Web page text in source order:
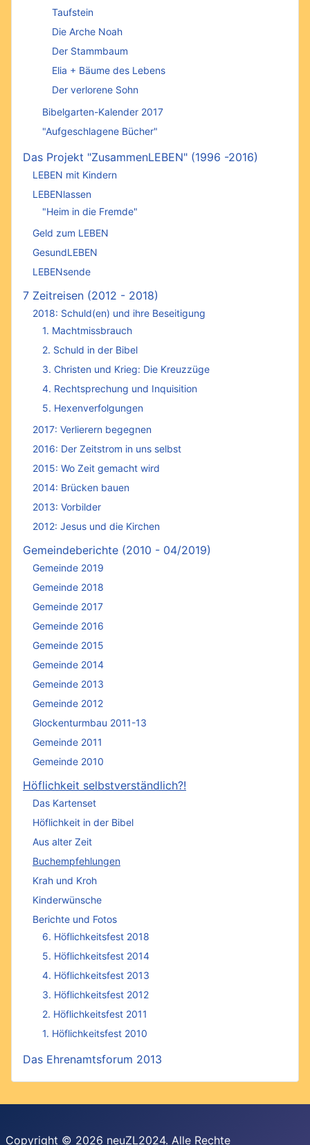
Taufstein
Die Arche Noah
Der Stammbaum
Elia + Bäume des Lebens
Der verlorene Sohn
Bibelgarten-Kalender 2017
"Aufgeschlagene Bücher"
Das Projekt "ZusammenLEBEN" (1996 -2016)
LEBEN mit Kindern
LEBENlassen
"Heim in die Fremde"
Geld zum LEBEN
GesundLEBEN
LEBENsende
7 Zeitreisen (2012 - 2018)
2018: Schuld(en) und ihre Beseitigung
1. Machtmissbrauch
2. Schuld in der Bibel
3. Christen und Krieg: Die Kreuzzüge
4. Rechtsprechung und Inquisition
5. Hexenverfolgungen
2017: Verlierern begegnen
2016: Der Zeitstrom in uns selbst
2015: Wo Zeit gemacht wird
2014: Brücken bauen
2013: Vorbilder
2012: Jesus und die Kirchen
Gemeindeberichte (2010 - 04/2019)
Gemeinde 2019
Gemeinde 2018
Gemeinde 2017
Gemeinde 2016
Gemeinde 2015
Gemeinde 2014
Gemeinde 2013
Gemeinde 2012
Glockenturmbau 2011-13
Gemeinde 2011
Gemeinde 2010
Höflichkeit selbstverständlich?!
Das Kartenset
Höflichkeit in der Bibel
Aus alter Zeit
Buchempfehlungen
Krah und Kroh
Kinderwünsche
Berichte und Fotos
6. Höflichkeitsfest 2018
5. Höflichkeitsfest 2014
4. Höflichkeitsfest 2013
3. Höflichkeitsfest 2012
2. Höflichkeitsfest 2011
1. Höflichkeitsfest 2010
Das Ehrenamtsforum 2013
Copyright © 2026 neuZL2024. Alle Rechte